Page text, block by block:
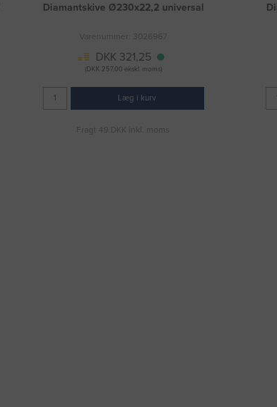
Diamantskive Ø230x22,2 universal
Varenummer: 3026967
DKK 321,25
(DKK 257,00 ekskl. moms)
Læg i kurv
Fragt 49 DKK inkl. moms